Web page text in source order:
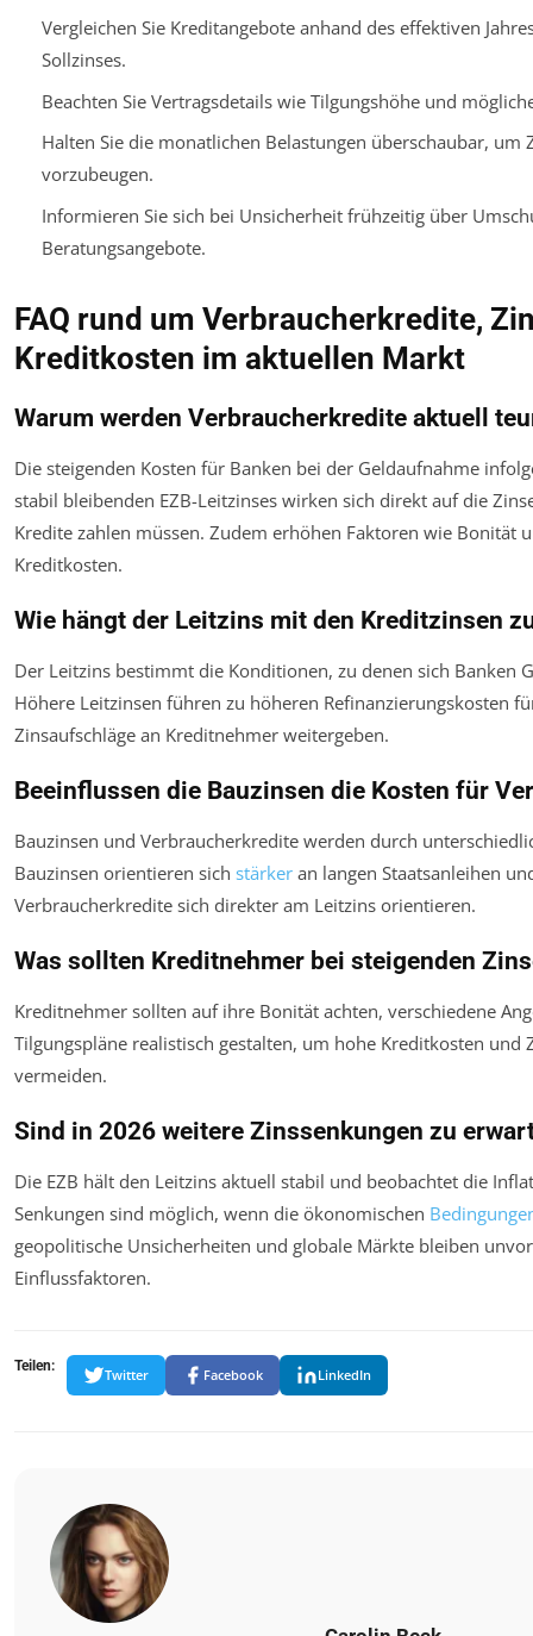
Vergleichen Sie Kreditangebote anhand des effektiven
Sollzinses.
Beachten Sie Vertragsdetails wie Tilgungshöhe und
Halten Sie die monatlichen Belastungen überschaubar, um
vorzubeugen.
Informieren Sie sich bei Unsicherheit frühzeitig über
Beratungsangebote.
FAQ rund um Verbraucherkredite,
Kreditkosten im aktuellen Markt
Warum werden Verbraucherkredite aktuell
Die steigenden Kosten für Banken bei der Geldaufnahme
stabil bleibenden EZB-Leitzinses wirken sich direkt auf die
Kredite zahlen müssen. Zudem erhöhen Faktoren wie Bonität
Kreditkosten.
Wie hängt der Leitzins mit den Kreditzinsen
Der Leitzins bestimmt die Konditionen, zu denen sich Banken
Höhere Leitzinsen führen zu höheren Refinanzierungskosten
Zinsaufschläge an Kreditnehmer weitergeben.
Beeinflussen die Bauzinsen die Kosten für
Bauzinsen und Verbraucherkredite werden durch
Bauzinsen orientieren sich stärker an langen Staatsanleihen
Verbraucherkredite sich direkter am Leitzins orientieren.
Was sollten Kreditnehmer bei steigenden
Kreditnehmer sollten auf ihre Bonität achten, verschiedene
Tilgungspläne realistisch gestalten, um hohe Kreditkosten und
vermeiden.
Sind in 2026 weitere Zinssenkungen zu
Die EZB hält den Leitzins aktuell stabil und beobachtet die
Senkungen sind möglich, wenn die ökonomischen
geopolitische Unsicherheiten und globale Märkte bleiben
Einflussfaktoren.
Teilen:
Twitter Facebook LinkedIn